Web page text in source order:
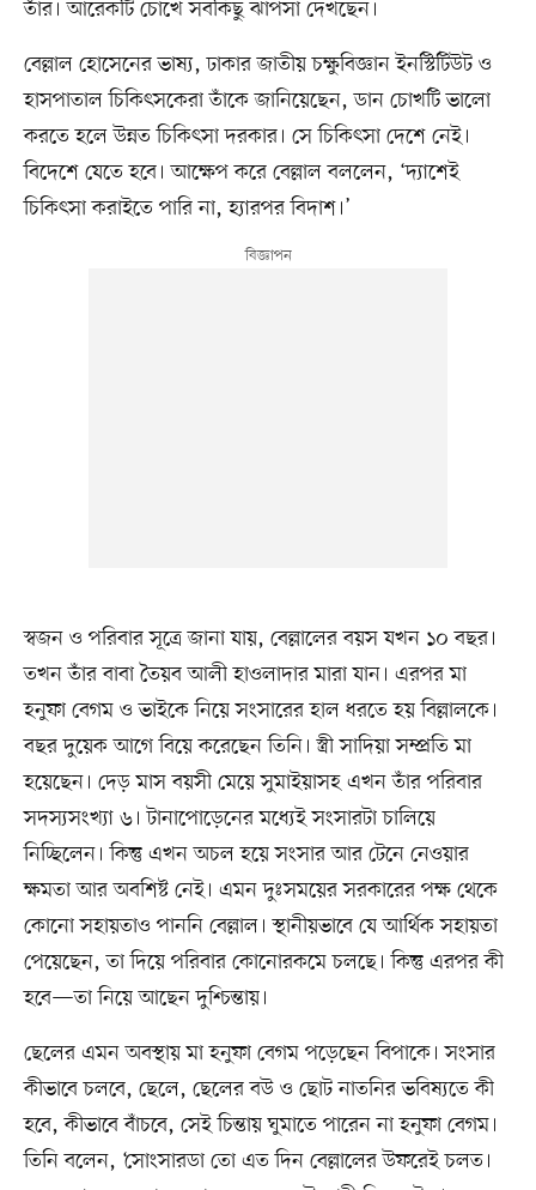
তাঁর। আরেকটি চোখে সবকিছু ঝাপসা দেখছেন।
বেল্লাল হোসেনের ভাষ্য, ঢাকার জাতীয় চক্ষুবিজ্ঞান ইনস্টিটিউট ও
হাসপাতাল চিকিৎসকেরা তাঁকে জানিয়েছেন, ডান চোখটি ভালো
করতে হলে উন্নত চিকিৎসা দরকার। সে চিকিৎসা দেশে নেই।
বিদেশে যেতে হবে। আক্ষেপ করে বেল্লাল বললেন, ‘দ্যাশেই
চিকিৎসা করাইতে পারি না, হ্যারপর বিদাশ।’
স্বজন ও পরিবার সূত্রে জানা যায়, বেল্লালের বয়স যখন ১০ বছর।
তখন তাঁর বাবা তৈয়ব আলী হাওলাদার মারা যান। এরপর মা
হনুফা বেগম ও ভাইকে নিয়ে সংসারের হাল ধরতে হয় বিল্লালকে।
বছর দুয়েক আগে বিয়ে করেছেন তিনি। স্ত্রী সাদিয়া সম্প্রতি মা
হয়েছেন। দেড় মাস বয়সী মেয়ে সুমাইয়াসহ এখন তাঁর পরিবার
সদস্যসংখ্যা ৬। টানাপোড়েনের মধ্যেই সংসারটা চালিয়ে
নিচ্ছিলেন। কিন্তু এখন অচল হয়ে সংসার আর টেনে নেওয়ার
ক্ষমতা আর অবশিষ্ট নেই। এমন দুঃসময়ের সরকারের পক্ষ থেকে
কোনো সহায়তাও পাননি বেল্লাল। স্থানীয়ভাবে যে আর্থিক সহায়তা
পেয়েছেন, তা দিয়ে পরিবার কোনোরকমে চলছে। কিন্তু এরপর কী
হবে—তা নিয়ে আছেন দুশ্চিন্তায়।
ছেলের এমন অবস্থায় মা হনুফা বেগম পড়েছেন বিপাকে। সংসার
কীভাবে চলবে, ছেলে, ছেলের বউ ও ছোট নাতনির ভবিষ্যতে কী
হবে, কীভাবে বাঁচবে, সেই চিন্তায় ঘুমাতে পারেন না হনুফা বেগম।
তিনি বলেন, ‘সোংসারডা তো এত দিন বেল্লালের উফরেই চলত।